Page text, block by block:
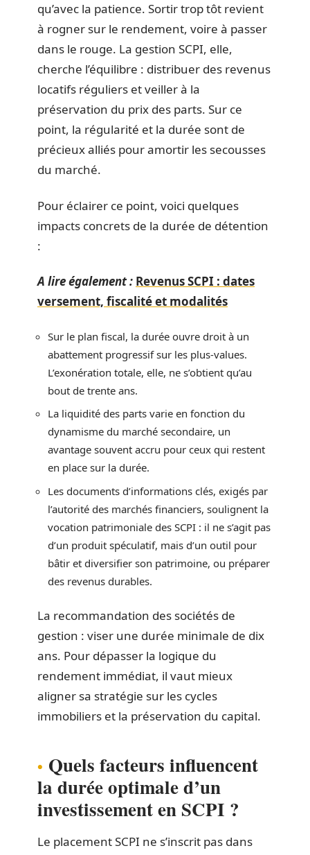
qu’avec la patience. Sortir trop tôt revient
à rogner sur le rendement, voire à passer
dans le rouge. La gestion SCPI, elle,
cherche l’équilibre : distribuer des revenus
locatifs réguliers et veiller à la
préservation du prix des parts. Sur ce
point, la régularité et la durée sont de
précieux alliés pour amortir les secousses
du marché.
Pour éclairer ce point, voici quelques
impacts concrets de la durée de détention
:
A lire également : Revenus SCPI : dates
versement, fiscalité et modalités
Sur le plan fiscal, la durée ouvre droit à un
abattement progressif sur les plus-values.
L’exonération totale, elle, ne s’obtient qu’au
bout de trente ans.
La liquidité des parts varie en fonction du
dynamisme du marché secondaire, un
avantage souvent accru pour ceux qui restent
en place sur la durée.
Les documents d’informations clés, exigés par
l’autorité des marchés financiers, soulignent la
vocation patrimoniale des SCPI : il ne s’agit pas
d’un produit spéculatif, mais d’un outil pour
bâtir et diversifier son patrimoine, ou préparer
des revenus durables.
La recommandation des sociétés de
gestion : viser une durée minimale de dix
ans. Pour dépasser la logique du
rendement immédiat, il vaut mieux
aligner sa stratégie sur les cycles
immobiliers et la préservation du capital.
Quels facteurs influencent
la durée optimale d’un
investissement en SCPI ?
Le placement SCPI ne s’inscrit pas dans